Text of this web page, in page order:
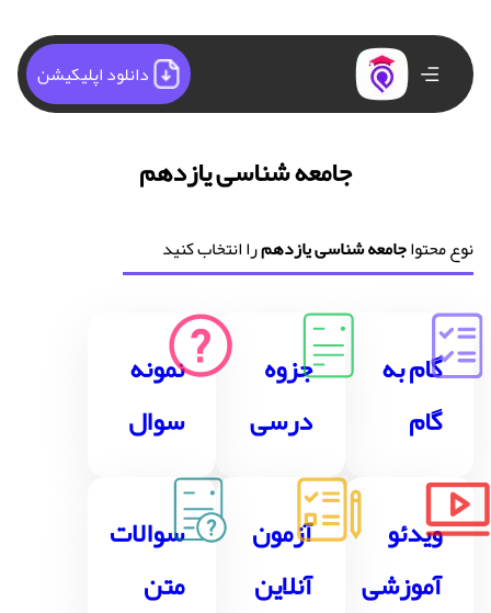
دانلود اپلیکیشن
جامعه شناسی یازدهم
نوع محتواجامعه شناسی یازدهمرا انتخاب کنید
گام به
گام
جزوه
درسی
نمونه
سوال
ویدئو
آموزشی
آزمون
آنلاین
سوالات
متن